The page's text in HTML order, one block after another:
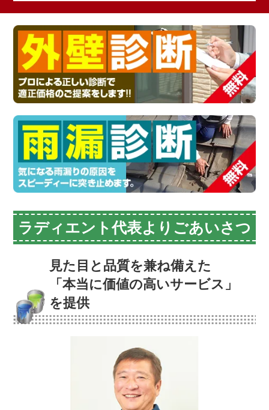
ラディエント代表よりごあいさつ
見た目と品質を兼ね備えた
「本当に価値の高いサービス」
を提供